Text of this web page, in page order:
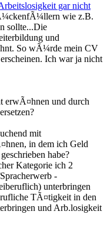
gar nicht
wie z.B.
sollte...Die
und
So wÃ¼rde mein CV
Ich war ja nicht
erwÃ¤hnen und durch
mit
in dem ich Geld
habe?
Kategorie ich 2
-
unterbringen
TÃ¤tigkeit in den
und Arb.losigkeit